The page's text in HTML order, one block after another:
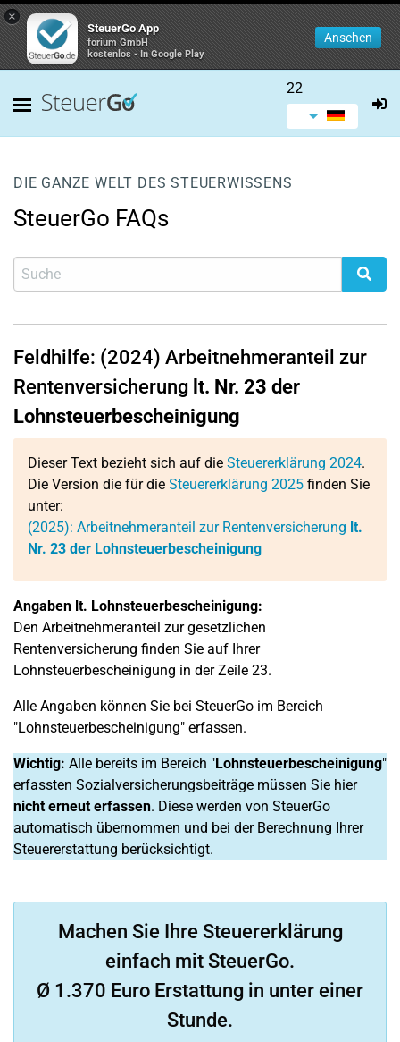
×
SteuerGo App
forium GmbH
kostenlos - In Google Play
Ansehen
22
DIE GANZE WELT DES STEUERWISSENS
SteuerGo FAQs
Feldhilfe: (2024) Arbeitnehmeranteil zur
Rentenversicherung lt. Nr. 23 der
Lohnsteuerbescheinigung
Dieser Text bezieht sich auf die Steuererklärung 2024.
Die Version die für die Steuererklärung 2025 finden Sie
unter:
(2025): Arbeitnehmeranteil zur Rentenversicherung lt.
Nr. 23 der Lohnsteuerbescheinigung
Angaben lt. Lohnsteuerbescheinigung:
Den Arbeitnehmeranteil zur gesetzlichen
Rentenversicherung finden Sie auf Ihrer
Lohnsteuerbescheinigung in der Zeile 23.
Alle Angaben können Sie bei SteuerGo im Bereich
"Lohnsteuerbescheinigung" erfassen.
Wichtig: Alle bereits im Bereich "Lohnsteuerbescheinigung"
erfassten Sozialversicherungsbeiträge müssen Sie hier
nicht erneut erfassen. Diese werden von SteuerGo
automatisch übernommen und bei der Berechnung Ihrer
Steuererstattung berücksichtigt.
Machen Sie Ihre Steuererklärung
einfach mit SteuerGo.
Ø 1.370 Euro Erstattung in unter einer
Stunde.